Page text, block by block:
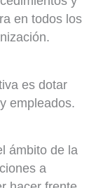
en todos los
es dotar
empleados.
ámbito de la
a